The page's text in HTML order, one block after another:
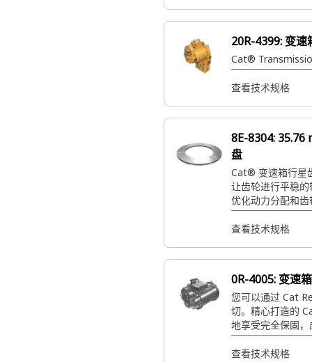
20R-4399: 变速
Cat®
查看技术规格
8E-8304: 35.76
盘
Cat® 变速箱行星
让齿轮进行平稳
优化动力分配和齿
查看技术规格
0R-4005: 变速
您可以通过 Cat
切。精心打造的
地享受完全保固
格的一小部分。
查看技术规格